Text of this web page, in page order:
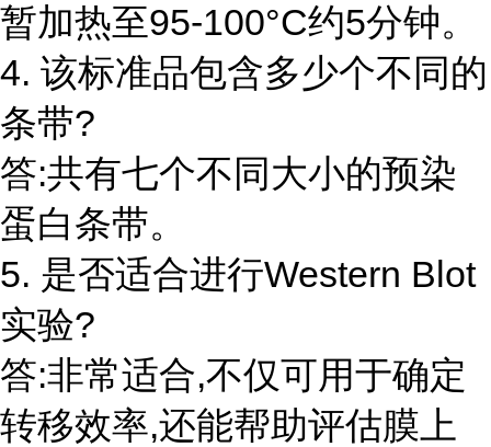
暂加热至95-100°C约5分钟。
4. 该标准品包含多少个不同的
条带?
答:共有七个不同大小的预染
蛋白条带。
5. 是否适合进行Western Blot
实验?
答:非常适合,不仅可用于确定
转移效率,还能帮助评估膜上